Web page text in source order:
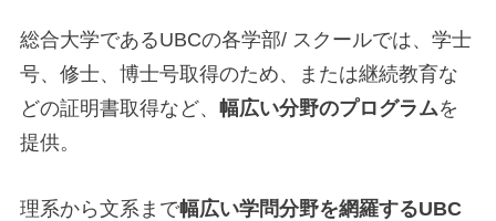
総合大学であるUBCの各学部/ スクールでは、学士
号、修士、博士号取得のため、または継続教育な
どの証明書取得など、 幅広い分野のプログラムを
提供。
理系から文系まで幅広い学問分野を網羅するUBC